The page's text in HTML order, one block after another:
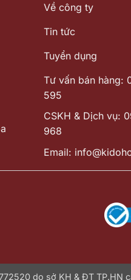
Về công ty
Tin tức
Tuyển dụng
Tư vấn bán hàng:
595
CSKH & Dịch vụ:
968
Email:
do sở KH & ĐT TP.HN